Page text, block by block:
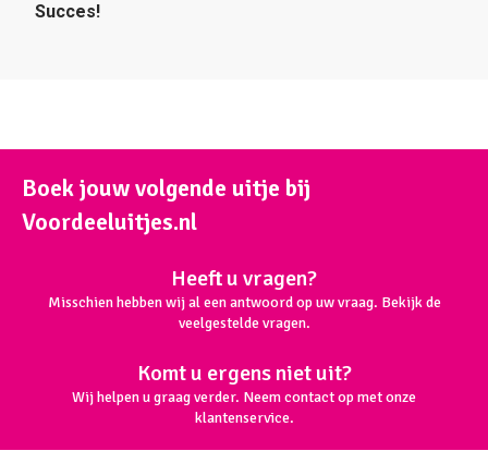
Succes!
Boek jouw volgende uitje bij
Voordeeluitjes.nl
Heeft u vragen?
Misschien hebben wij al een antwoord op uw vraag. Bekijk de
veelgestelde vragen.
Komt u ergens niet uit?
Wij helpen u graag verder. Neem contact op met onze
klantenservice.